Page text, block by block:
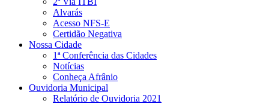
Alvarás
Acesso NFS-E
Certidão Negativa
Nossa Cidade
1ª Conferência das Cidades
Notícias
Conheça Afrânio
Ouvidoria Municipal
Relatório de Ouvidoria 2021